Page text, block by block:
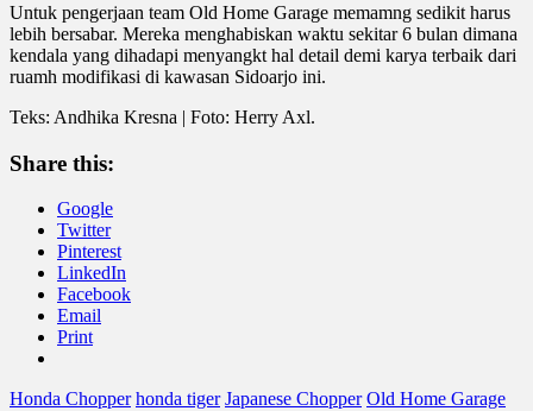
Untuk pengerjaan team Old Home Garage memamng sedikit harus
lebih bersabar. Mereka menghabiskan waktu sekitar 6 bulan dimana
kendala yang dihadapi menyangkt hal detail demi karya terbaik dari
ruamh modifikasi di kawasan Sidoarjo ini.
Teks: Andhika Kresna | Foto: Herry Axl.
Share this:
Google
Twitter
Pinterest
LinkedIn
Facebook
Email
Print
Honda Chopper honda tiger Japanese Chopper Old Home Garage